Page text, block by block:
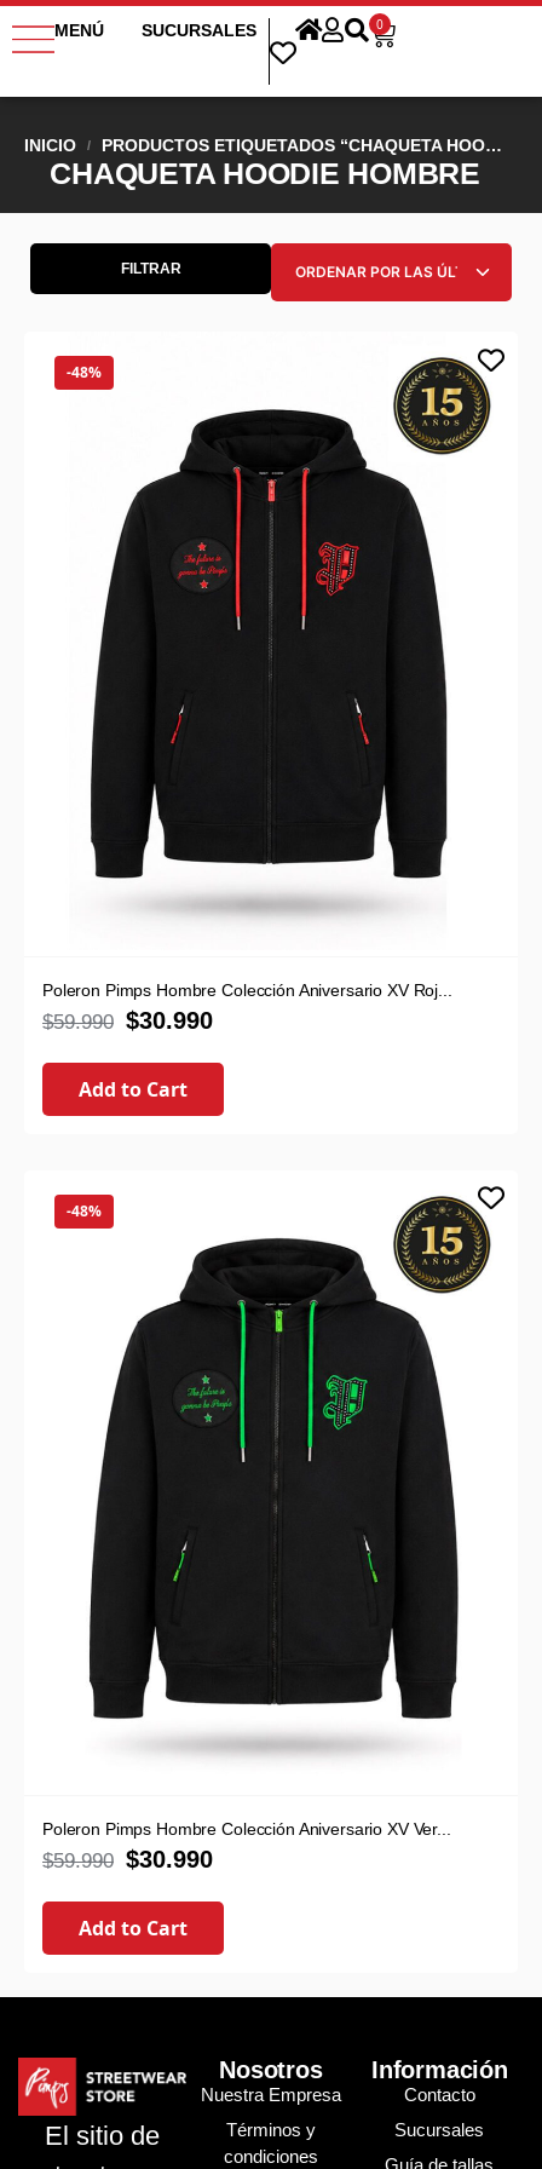
MENÚ SUCURSALES 0
INICIO / PRODUCTOS ETIQUETADOS “CHAQUETA HOODIE HOMBRE”
CHAQUETA HOODIE HOMBRE
FILTRAR
-48%
Poleron Pimps Hombre Colección Aniversario XV Roj...
$59.990 $30.990
Add to Cart
-48%
Poleron Pimps Hombre Colección Aniversario XV Ver...
$59.990 $30.990
Add to Cart
El sitio de
Nosotros
Nuestra Empresa
Términos y
condiciones
Información
Contacto
Sucursales
Guía de tallas